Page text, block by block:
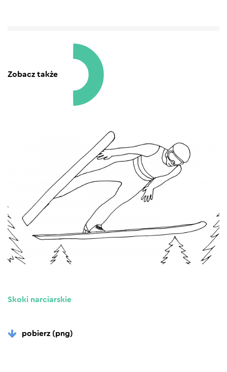
Zobacz także
Skoki narciarskie
pobierz (png)